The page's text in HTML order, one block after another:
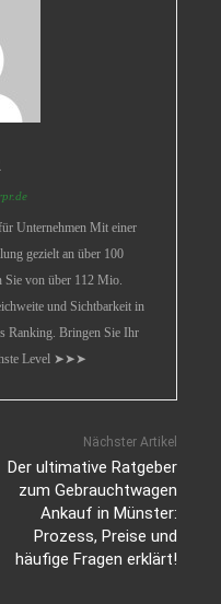
Unternehmen Mit einer
gezielt an über 100
Sie von über 112 Mio.
und Sichtbarkeit in
Ranking. Bringen Sie Ihr
Level ➤➤➤
Nächster Artikel
Der ultimative Ratgeber
zum Gebrauchtwagen
Ankauf in Münster:
Prozess, Preise und
häufige Fragen erklärt!